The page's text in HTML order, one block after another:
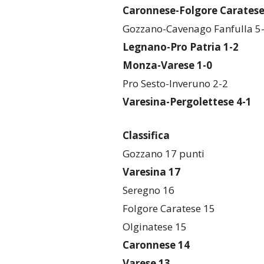
Caronnese-Folgore Caratese
Gozzano-Cavenago Fanfulla
Legnano-Pro Patria 1-2
Monza-Varese 1-0
Pro Sesto-Inveruno 2-2
Varesina-Pergolettese 4-1
Classifica
Gozzano 17 punti
Varesina 17
Seregno 16
Folgore Caratese 15
Olginatese 15
Caronnese 14